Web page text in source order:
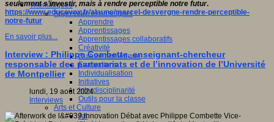
Thématiques
Apprendre et enseigner
Apprendre
Apprentissages
Apprentissages collaboratifs
Créativité
Culture numérique
Evaluations
Individualisation
Initiatives
Interdisciplinarité
Outils pour la classe
Arts et Culture
Art
seulement s’investir, mais à rendre perceptible notre futur.
https://www.educavox.fr/alaune/marcel-desvergne-rendre-perceptible-
notre-futur
En savoir plus...
Interview : Philippe Combette, enseignant-chercheur
responsable des partenariats et de l’innovation de l’Université
de Montpellier
lundi, 19 août 2024
Interviews